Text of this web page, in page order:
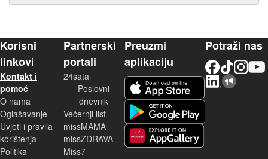
Korisni
linkovi
Kontakt i
pomoć
O nama
Oglašavanje
Uvjeti i pravila
korištenja
Politika
Partnerski
portali
24sata
Poslovni
dnevnik
Večernji list
missMAMA
missZDRAVA
Miss7
Preuzmi
aplikaciju
Potraži nas